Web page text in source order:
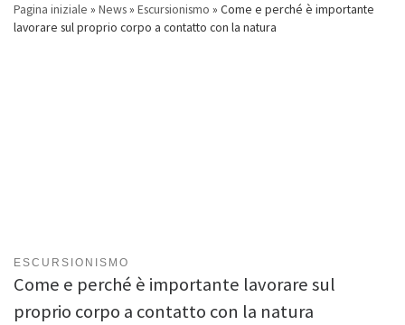
Pagina iniziale » News» Escursionismo » Come e perché è importante
lavorare sul proprio corpo a contatto con la natura
ESCURSIONISMO
Come e perché è importante lavorare sul
proprio corpo a contatto con la natura